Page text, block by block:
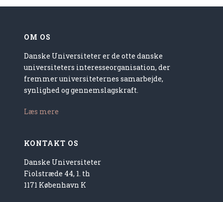
OM OS
Danske Universiteter er de otte danske
universiteters interesseorganisation, der
fremmer universiteternes samarbejde,
synlighed og gennemslagskraft.
Læs mere
KONTAKT OS
Danske Universiteter
Fiolstræde 44, 1. th
1171 København K